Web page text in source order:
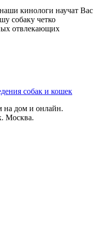
кинологи научат Вас
собаку четко
отвлекающих
собак и кошек
на дом и онлайн.
Москва.